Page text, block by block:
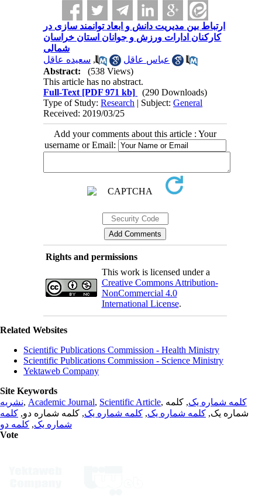
ارتباط بین مدیریت دانش و ابعاد توانمند سازی در
کارکنان ادارات ورزش و جوانان استان خراسان
شمالی
عباس عاقل
, سعیده عاقل
Abstract:
(538 Views)
This article has no abstract.
Full-Text [PDF 971 kb]
(290 Downloads)
Type of Study:Research | Subject:General
Received: 2019/03/25
Add your comments about this article : Your
username or Email:
Rights and permissions
This work is licensed under a
Creative Commons Attribution-
NonCommercial 4.0
International License.
Related Websites
Scientific Publications Commission - Health Ministry
Scientific Publications Commission - Science Ministry
Yektaweb Company
Site Keywords
نشریه, Academic Journal, Scientific Article, کلمه شماره یک, کلمه
شماره یک, کلمه شماره یک, کلمه شماره یک, کلمه شماره دو, کلمه
شماره یک, کلمه دو
Vote